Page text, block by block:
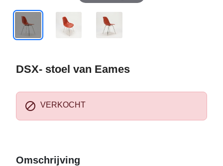
DSX- stoel van Eames
 VERKOCHT
Omschrijving